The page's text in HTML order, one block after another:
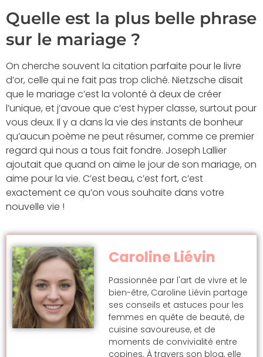
Quelle est la plus belle phrase
sur le mariage ?
On cherche souvent la citation parfaite pour le livre
d’or, celle qui ne fait pas trop cliché. Nietzsche disait
que le mariage c’est la volonté à deux de créer
l’unique, et j’avoue que c’est hyper classe, surtout pour
vous deux. Il y a dans la vie des instants de bonheur
qu’aucun poème ne peut résumer, comme ce premier
regard qui nous a tous fait fondre. Joseph Lallier
ajoutait que quand on aime le jour de son mariage, on
aime pour la vie. C’est beau, c’est fort, c’est
exactement ce qu’on vous souhaite dans votre
nouvelle vie !
Caroline Liévin
Passionnée par l'art de vivre et le
bien-être, Caroline Liévin partage
ses conseils et astuces pour les
femmes en quête de beauté, de
cuisine savoureuse, et de
moments de convivialité entre
copines. À travers son blog, elle